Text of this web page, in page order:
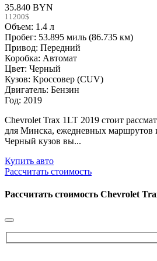
35.840 BYN
11200$
Объем: 1.4 л
Пробег: 53.895 миль (86.735 км)
Привод: Передний
Коробка: Автомат
Цвет: Черный
Кузов: Кроссовер (CUV)
Двигатель: Бензин
Год: 2019
Chevrolet Trax 1LT 2019 стоит
для Минска, ежедневных маршрутов
Черный кузов вы...
Купить авто
Рассчитать стоимость
Рассчитать стоимость Chevrolet